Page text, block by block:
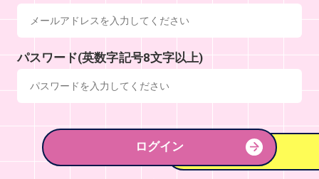
パスワード(英数字記号8文字以上)
ログイン